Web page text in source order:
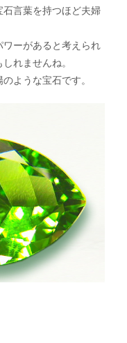
言葉を持つほど夫婦
ワーがあると考えられ
れませんね。
ような宝石です。